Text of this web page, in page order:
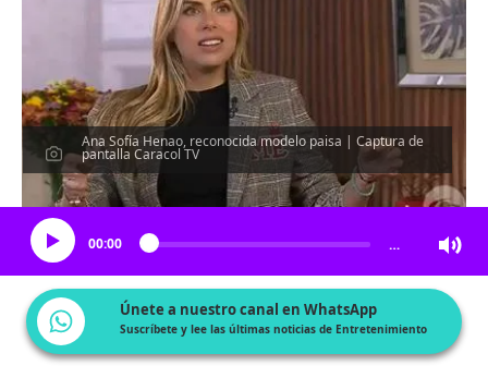
Ana Sofía Henao, reconocida modelo paisa | Captura de
pantalla Caracol TV
Escucha el artículo
00:00 …
Únete a nuestro canal en WhatsApp
Suscríbete y lee las últimas noticias de Entretenimiento